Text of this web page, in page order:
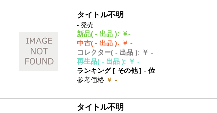
タイトル不明
- 発売
新品( - 出品 ): ￥-
中古( - 出品 ): ￥ -
コレクター( - 出品 ): ￥ -
再生品( - 出品 ): ￥ -
ランキング [ その他]- 位
参考価格: ￥ -
タイトル不明